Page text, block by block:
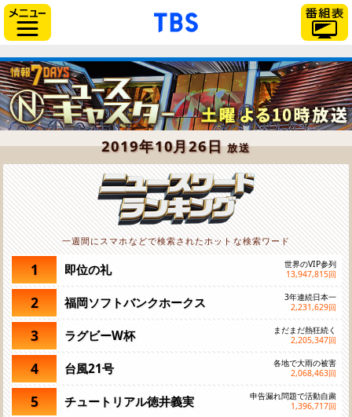
「TBSテレビ」トップペー
2019年10月26日放送
一週間にスマホなどで検索されたホットな検索ワード
1 即位の礼
世界のVIP参列
13,947,815回
2 福岡ソフトバンクホークス
3年連続日本一
2,231,629回
3 ラグビーW杯
まだまだ熱狂続く
2,205,347回
4 台風21号
各地で大雨の被害
2,068,463回
5 チュートリアル徳井義実
申告漏れ問題で活動自粛
1,396,717回